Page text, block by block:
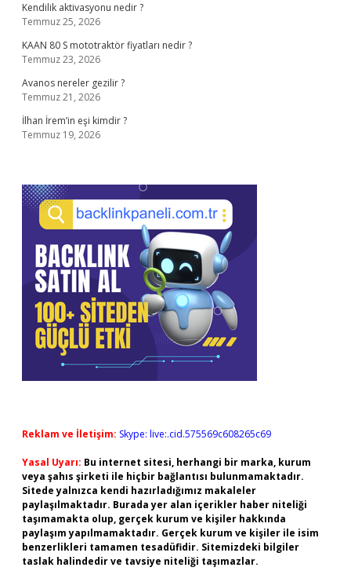
Kendilik aktivasyonu nedir ?
Temmuz 25, 2026
KAAN 80 S mototraktör fiyatları nedir ?
Temmuz 23, 2026
Avanos nereler gezilir ?
Temmuz 21, 2026
İlhan İrem’in eşi kimdir ?
Temmuz 19, 2026
Reklam ve İletişim: Skype: live:.cid.575569c608265c69
Yasal Uyarı: Bu internet sitesi, herhangi bir marka, kurum
veya şahıs şirketi ile hiçbir bağlantısı bulunmamaktadır.
Sitede yalnızca kendi hazırladığımız makaleler
paylaşılmaktadır. Burada yer alan içerikler haber niteliği
taşımamakta olup, gerçek kurum ve kişiler hakkında
paylaşım yapılmamaktadır. Gerçek kurum ve kişiler ile isim
benzerlikleri tamamen tesadüfidir. Sitemizdeki bilgiler
taslak halindedir ve tavsiye niteliği taşımazlar.